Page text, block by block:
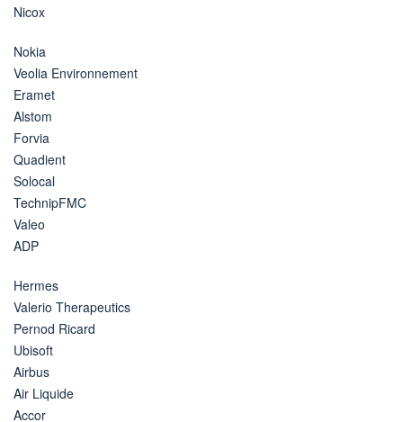
Nicox
Nokia
Veolia Environnement
Eramet
Alstom
Forvia
Quadient
Solocal
TechnipFMC
Valeo
ADP
Hermes
Valerio Therapeutics
Pernod Ricard
Ubisoft
Airbus
Air Liquide
Accor